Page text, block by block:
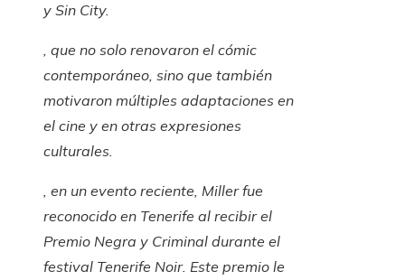
y Sin City.
, que no solo renovaron el cómic
contemporáneo, sino que también
motivaron múltiples adaptaciones en
el cine y en otras expresiones
culturales.
, en un evento reciente, Miller fue
reconocido en Tenerife al recibir el
Premio Negra y Criminal durante el
festival Tenerife Noir. Este premio le